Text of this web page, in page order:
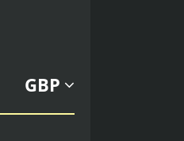
GBP